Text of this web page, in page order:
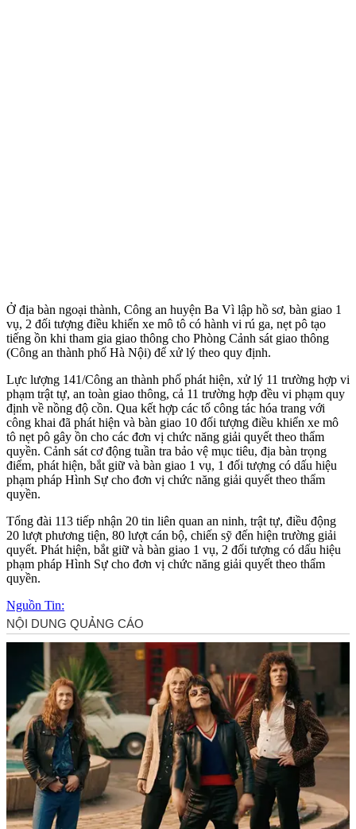
Ở địa bàn ngoại thành, Công an huyện Ba Vì lập hồ sơ, bàn giao 1
vụ, 2 đối tượng điều khiển xe mô tô có hành vi rú ga, nẹt pô tạo
tiếng ồn khi tham gia giao thông cho Phòng Cảnh sát giao thông
(Công an thành phố Hà Nội) để xử lý theo quy định.
Lực lượng 141/Công an thành phố phát hiện, xử lý 11 trường hợp vi
phạm trật tự, an toàn giao thông, cả 11 trường hợp đều vi phạm quy
định về nồng độ cồn. Qua kết hợp các tổ công tác hóa trang với
công khai đã phát hiện và bàn giao 10 đối tượng điều khiển xe mô
tô nẹt pô gây ồn cho các đơn vị chức năng giải quyết theo thẩm
quyền. Cảnh sát cơ động tuần tra bảo vệ mục tiêu, địa bàn trọng
điểm, phát hiện, bắt giữ và bàn giao 1 vụ, 1 đối tượng có dấu hiệu
phạm pháp Hình Sự cho đơn vị chức năng giải quyết theo thẩm
quyền.
Tổng đài 113 tiếp nhận 20 tin liên quan an ninh, trật tự, điều động
20 lượt phương tiện, 80 lượt cán bộ, chiến sỹ đến hiện trường giải
quyết. Phát hiện, bắt giữ và bàn giao 1 vụ, 2 đối tượng có dấu hiệu
phạm pháp Hình Sự cho đơn vị chức năng giải quyết theo thẩm
quyền.
Nguồn Tin: